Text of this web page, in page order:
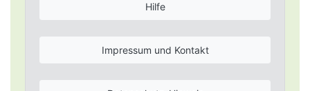
Hilfe
Impressum und Kontakt